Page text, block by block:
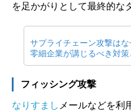
を足かがりとして最終的な
サプライチェーン攻撃はな
零細企業が講じるべき対策
フィッシング攻撃
なりすまし メールなどを利